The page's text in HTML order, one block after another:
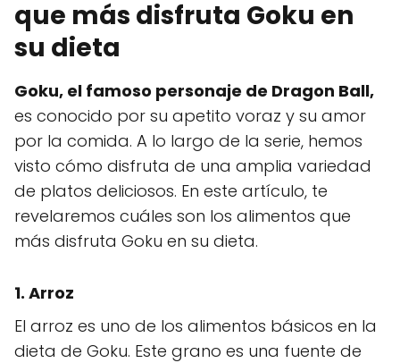
que más disfruta Goku en
su dieta
Goku, el famoso personaje de Dragon Ball,
es conocido por su apetito voraz y su amor
por la comida. A lo largo de la serie, hemos
visto cómo disfruta de una amplia variedad
de platos deliciosos. En este artículo, te
revelaremos cuáles son los alimentos que
más disfruta Goku en su dieta.
1. Arroz
El arroz es uno de los alimentos básicos en la
dieta de Goku. Este grano es una fuente de